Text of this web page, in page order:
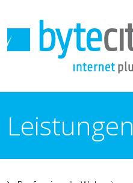
Leistungen